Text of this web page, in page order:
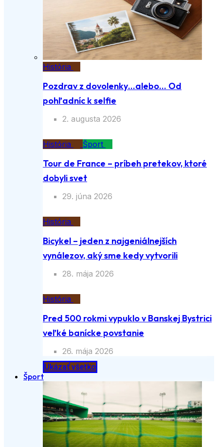
História
Pozdrav z dovolenky…alebo… Od
pohľadníc k selfie
2. augusta 2026
História Šport
Tour de France – príbeh pretekov, ktoré
dobyli svet
29. júna 2026
História
Bicykel – jeden z najgeniálnejších
vynálezov, aký sme kedy vytvorili
28. mája 2026
História
Pred 500 rokmi vypuklo v Banskej Bystrici
veľké banícke povstanie
26. mája 2026
Ukázať všetko
Šport